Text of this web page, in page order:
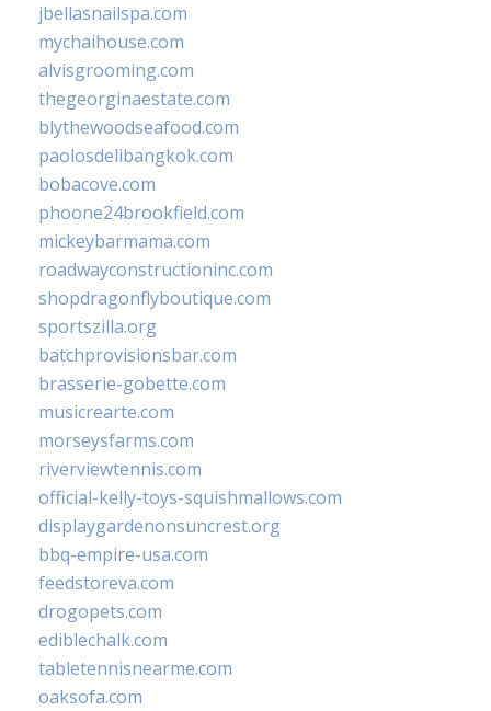
jbellasnailspa.com
mychaihouse.com
alvisgrooming.com
thegeorginaestate.com
blythewoodseafood.com
paolosdelibangkok.com
bobacove.com
phoone24brookfield.com
mickeybarmama.com
roadwayconstructioninc.com
shopdragonflyboutique.com
sportszilla.org
batchprovisionsbar.com
brasserie-gobette.com
musicrearte.com
morseysfarms.com
riverviewtennis.com
official-kelly-toys-squishmallows.com
displaygardenonsuncrest.org
bbq-empire-usa.com
feedstoreva.com
drogopets.com
ediblechalk.com
tabletennisnearme.com
oaksofa.com